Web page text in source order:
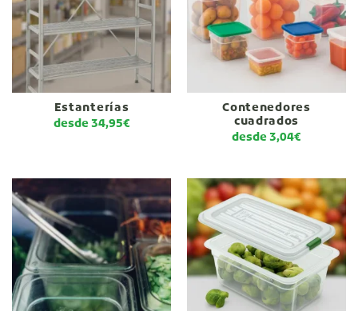
Estanterías
desde34,95€
Contenedores
cuadrados
desde3,04€